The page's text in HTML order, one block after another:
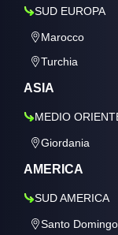
SUD EUROPA
Marocco
Turchia
ASIA
MEDIO
Giordania
AMERICA
SUD AMERICA
Santo Domingo